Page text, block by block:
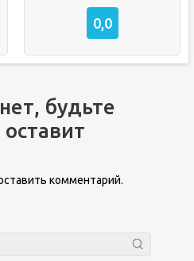
0,0
будьте
комментарий.